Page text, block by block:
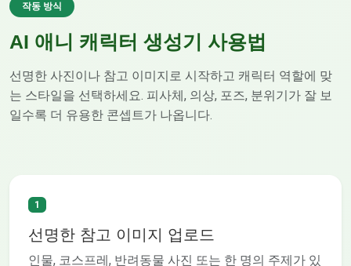
작동 방식
AI 애니 캐릭터 생성기 사용법
선명한 사진이나 참고 이미지로 시작하고 캐릭터 역할에 맞
는 스타일을 선택하세요. 피사체, 의상, 포즈, 분위기가 잘 보
일수록 더 유용한 콘셉트가 나옵니다.
1
선명한 참고 이미지 업로드
인물, 코스프레, 반려동물 사진 또는 한 명의 주제가 있